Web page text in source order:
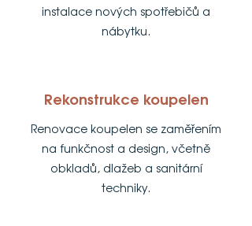
instalace nových spotřebičů a
nábytku.
Rekonstrukce koupelen
Renovace koupelen se zaměřením
na funkčnost a design, včetně
obkladů, dlažeb a sanitární
techniky.